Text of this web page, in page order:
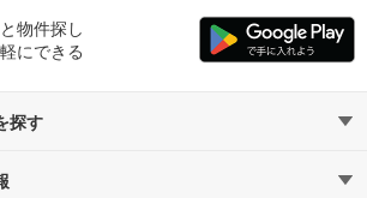
物件探し
にできる
探す